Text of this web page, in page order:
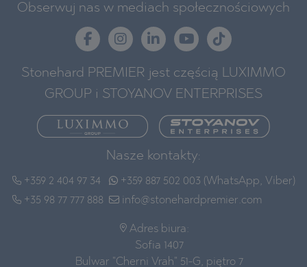
Obserwuj nas w mediach społecznościowych
Stonehard PREMIER jest częścią LUXIMMO
GROUP i STOYANOV ENTERPRISES
Nasze kontakty:
+359 2 404 97 34
+35 98 77 777 888
+359 887 502 003 (WhatsApp, Viber)
info@stonehardpremier.com
Adres biura:
Sofia 1407
Bulwar "Cherni Vrah" 51-G, piętro 7